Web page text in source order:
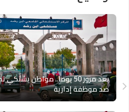
بعد مرور 50 يوما.. مواطن
ضد موظفة إدارية